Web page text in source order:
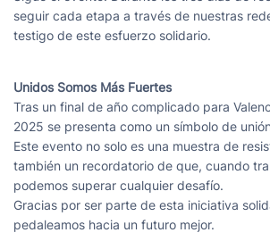
seguir cada etapa a través de nuestras
testigo de este esfuerzo solidario.
Unidos Somos Más Fuertes
Tras un final de año complicado para
2025 se presenta como un símbolo de
Este evento no solo es una muestra de
también un recordatorio de que, cuando
podemos superar cualquier desafío.
Gracias por ser parte de esta iniciativa
pedaleamos hacia un futuro mejor.